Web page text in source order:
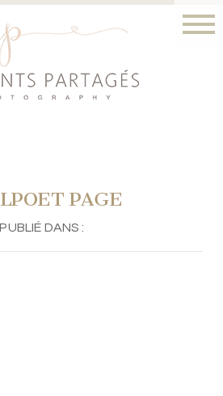
PAGE
PUBLIÉ DANS :